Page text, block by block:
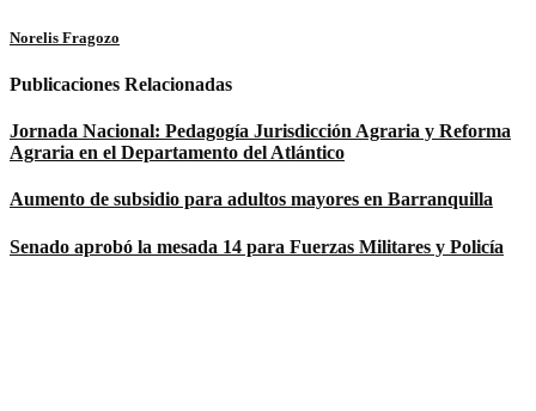
Norelis Fragozo
Publicaciones Relacionadas
Jornada Nacional: Pedagogía Jurisdicción Agraria y Reforma
Agraria en el Departamento del Atlántico
Aumento de subsidio para adultos mayores en Barranquilla
Senado aprobó la mesada 14 para Fuerzas Militares y Policía